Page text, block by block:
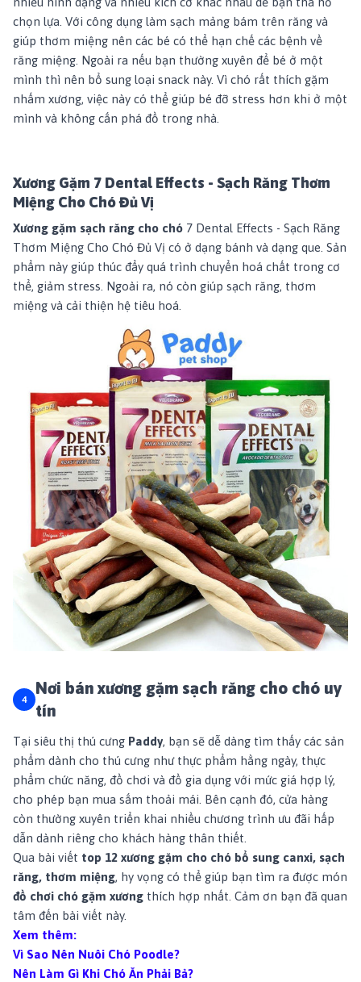
chọn lựa. Với công dụng làm sạch mảng bám trên răng và
giúp thơm miệng nên các bé có thể hạn chế các bệnh về
răng miệng. Ngoài ra nếu bạn thường xuyên để bé ở một
mình thì nên bổ sung loại snack này. Vì chó rất thích gặm
nhấm xương, việc này có thể giúp bé đỡ stress hơn khi ở một
mình và không cắn phá đồ trong nhà.
Xương Gặm 7 Dental Effects - Sạch Răng Thơm
Miệng Cho Chó Đủ Vị
Xương gặm sạch răng cho chó 7 Dental Effects - Sạch Răng
Thơm Miệng Cho Chó Đủ Vị có ở dạng bánh và dạng que. Sản
phẩm này giúp thúc đẩy quá trình chuyển hoá chất trong cơ
thể, giảm stress. Ngoài ra, nó còn giúp sạch răng, thơm
miệng và cải thiện hệ tiêu hoá.
Nơi bán xương gặm sạch răng cho chó uy
tín
Tại siêu thị thú cưng Paddy, bạn sẽ dễ dàng tìm thấy các sản
phẩm dành cho thú cưng như thực phẩm hằng ngày, thực
phẩm chức năng, đồ chơi và đồ gia dụng với mức giá hợp lý,
cho phép bạn mua sắm thoải mái. Bên cạnh đó, cửa hàng
còn thường xuyên triển khai nhiều chương trình ưu đãi hấp
dẫn dành riêng cho khách hàng thân thiết.
Qua bài viết top 12 xương gặm cho chó bổ sung canxi, sạch
răng, thơm miệng, hy vọng có thể giúp bạn tìm ra được món
đồ chơi chó gặm xương thích hợp nhất. Cảm ơn bạn đã quan
tâm đến bài viết này.
Xem thêm:
Vì Sao Nên Nuôi Chó Poodle?
Nên Làm Gì Khi Chó Ăn Phải Bả?